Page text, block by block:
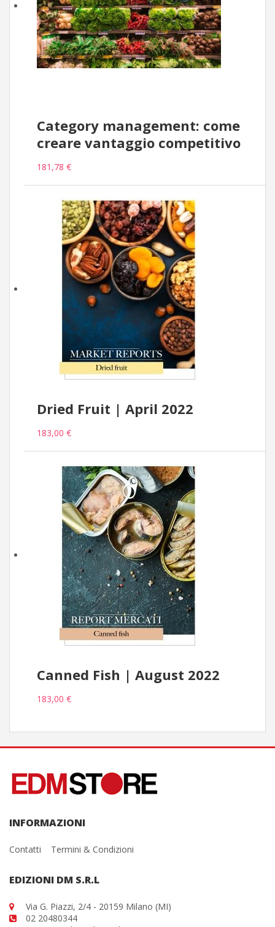
Category management: come
creare vantaggio competitivo
181,78 €
Dried Fruit | April 2022
183,00 €
Canned Fish | August 2022
183,00 €
INFORMAZIONI
Contatti Termini & Condizioni
EDIZIONI DM S.R.L
Via G. Piazzi, 2/4 - 20159 Milano (MI)
02 20480344